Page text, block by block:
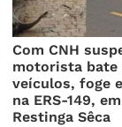
Com CNH
motorista bate
veículos, foge
na ERS-149, em
Restinga Sêca